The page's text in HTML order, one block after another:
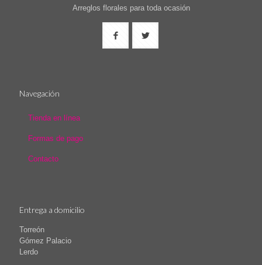
Arreglos florales para toda ocasión
Navegación
Tienda en línea
Formas de pago
Contacto
Entrega a domicilio
Torreón
Gómez Palacio
Lerdo